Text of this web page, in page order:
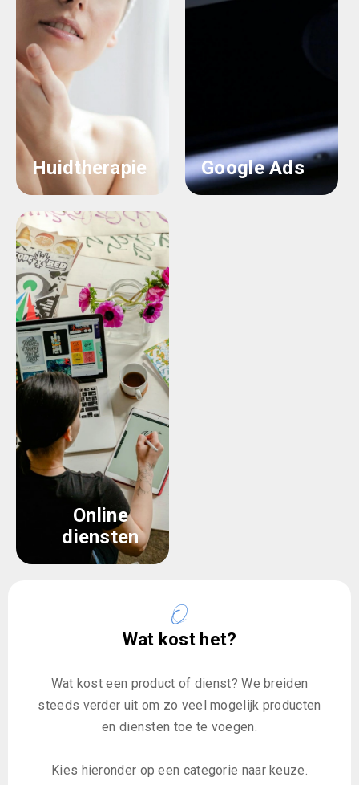
Huidtherapie Google Ads
Online
diensten
Wat kost het?
Wat kost een product of dienst? We breiden
steeds verder uit om zo veel mogelijk producten
en diensten toe te voegen.
Kies hieronder op een categorie naar keuze.